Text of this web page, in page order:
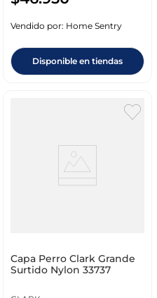
Vendido por: Home Sentry
Disponible en tiendas
Capa Perro Clark Grande
Surtido Nylon 33737